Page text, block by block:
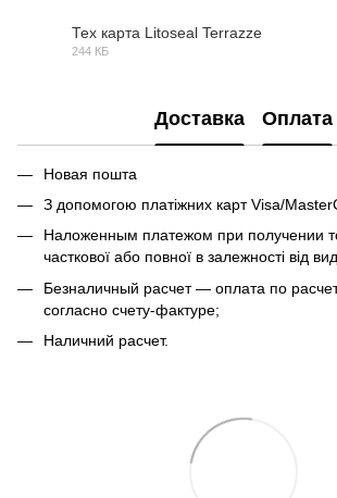
Тех карта Litoseal Terrazze
244 КБ
Доставка Оплата
Новая пошта
З допомогою платіжних карт Visa/
Наложенным платежом при получении
часткової або повної в залежності від
Безналичный расчет — оплата по
согласно счету-фактуре;
Наличний расчет.